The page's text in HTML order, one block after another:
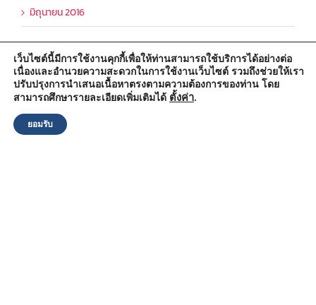
มิถุนายน 2016
สำนักงานองค์การบริหารส่วนตำบลวัดตูม
หมู่ที่ 5 ตำบลวัดตูม อำเภอพระนครศรีอยุธยา จังหวัดพระนครศรีอยุธยา
13000
เว็บไซต์นี้มีการใช้งานคุกกี้เพื่อให้ท่านสามารถใช้บริการได้อย่างต่อ
เนื่องและอำนวยความสะดวกในการใช้งานเว็บไซต์ รวมถึงช่วยให้เรา
ปรับปรุงการนำเสนอเนื้อหาตรงตามความต้องการของท่าน โดย
สามารถศึกษารายละเอียดเพิ่มเติมได้ ตั้งค่า.
ยอมรับ